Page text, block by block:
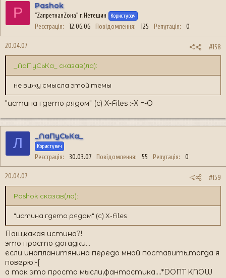
P Pashok
"ZапретнаяZона" г.Нетешин Користувач
Реєстрація 12.06.06 Повідомлення 125 Репутація 0
20.04.07 #158
_ЛаПуСьКа_ сказав(ла):
не вижу смысла этой темы
"истина гдето рядом" (с) X-Files :-X =-O
Л _ЛаПуСьКа_
Користувач
Реєстрація 30.03.07 Повідомлення 55 Репутація 0
20.04.07 #159
Pashok сказав(ла):
"истина гдето рядом" (с) X-Files
Паш,какая истина?!
это просто догадки...
если инопланитянина передо мной поставить,тогда я
поверю:-[
а так это просто мысли,фантастика....*DONT KNOW